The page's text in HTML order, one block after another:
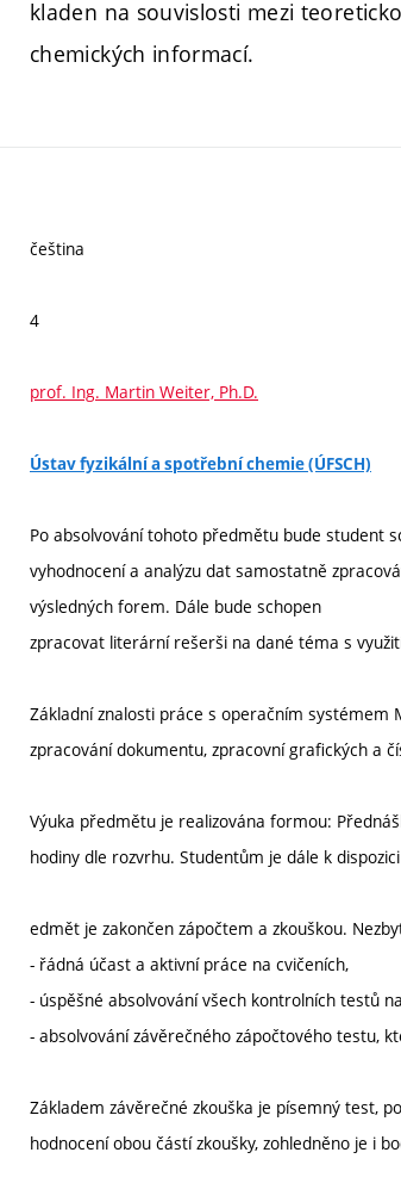
kladen na souvislosti mezi
chemických informací.
čeština
4
prof. Ing. Martin Weiter, Ph.D.
Ústav fyzikální a spotřební chemie (ÚFSCH)
Po absolvování tohoto předmětu bude student
vyhodnocení a analýzu dat samostatně
výsledných forem. Dále bude schopen
zpracovat literární rešerši na dané téma s
Základní znalosti práce s operačním systémem
zpracování dokumentu, zpracovní grafických a
Výuka předmětu je realizována formou:
hodiny dle rozvrhu. Studentům je dále k
edmět je zakončen zápočtem a zkouškou.
- řádná účast a aktivní práce na cvičeních,
- úspěšné absolvování všech kontrolních testů
- absolvování závěrečného zápočtového testu,
Základem závěrečné zkouška je písemný test,
hodnocení obou částí zkoušky, zohledněno je i